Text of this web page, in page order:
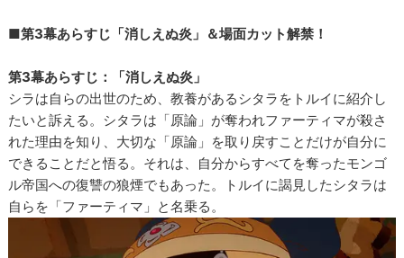
■第3幕あらすじ「消しえぬ炎」＆場面カット解禁！
第3幕あらすじ：「消しえぬ炎」
シラは自らの出世のため、教養があるシタラをトルイに紹介し
たいと訴える。シタラは「原論」が奪われファーティマが殺さ
れた理由を知り、大切な「原論」を取り戻すことだけが自分に
できることだと悟る。それは、自分からすべてを奪ったモンゴ
ル帝国への復讐の狼煙でもあった。トルイに謁見したシタラは
自らを「ファーティマ」と名乗る。